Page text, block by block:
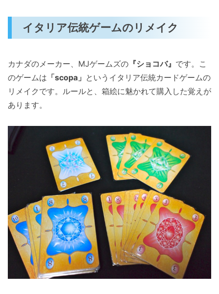
イタリア伝統ゲームのリメイク
カナダのメーカー、MJゲームズの 『ショコバ』 です。こ
のゲームは 「scopa」 というイタリア伝統カードゲームの
リメイクです。ルールと、箱絵に魅かれて購入した覚えが
あります。